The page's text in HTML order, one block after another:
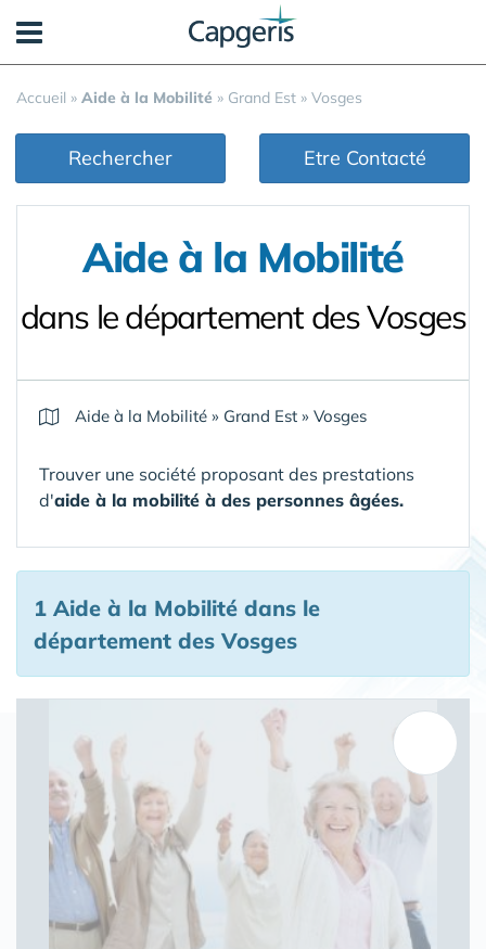
Accueil » Aide à la Mobilité » Grand Est » Vosges
Rechercher Etre Contacté
Aide à la Mobilité
dans le département des Vosges
Aide à la Mobilité » Grand Est » Vosges
Trouver une société proposant des prestations
d'aide à la mobilité à des personnes âgées.
1 Aide à la Mobilité dans le
département des Vosges